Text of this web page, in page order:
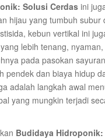
Solusi Cerdas ini
hijau yang tumbuh
kebun vertikal ini
lebih tenang,
pada pasokan
pendek dan biaya hidup
adalah langkah awal
yang mungkin terjadi
Budidaya